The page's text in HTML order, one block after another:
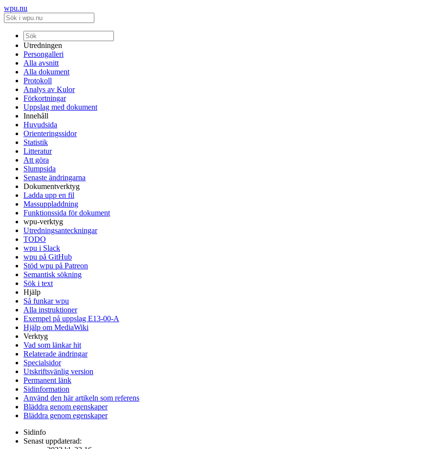
wpu.nu
Utredningen
Persongalleri
Alla avsnitt
Alla dokument
Protokoll
Analys av Kulor
Förkortningar
Uppslag med dokument
Innehåll
Huvudsida
Orienteringssidor
Statistik
Litteratur
Att göra
Slumpsida
Senaste ändringarna
Dokumentverktyg
Ladda upp en fil
Massuppladdning
Funktionssida för dokument
wpu-verktyg
Utredningsanteckningar
TODO
wpu i Slack
wpu på GitHub
Stöd wpu på Patreon
Semantisk sökning
Sök i text
Hjälp
Så funkar wpu
Alla instruktioner
Exempel på uppslag E13-00-A
Hjälp om MediaWiki
Verktyg
Vad som länkar hit
Relaterade ändringar
Specialsidor
Utskriftsvänlig version
Permanent länk
Sidinformation
Använd den här artikeln som referens
Bläddra genom egenskaper
Bläddra genom egenskaper
Sidinfo
Senast uppdaterad: